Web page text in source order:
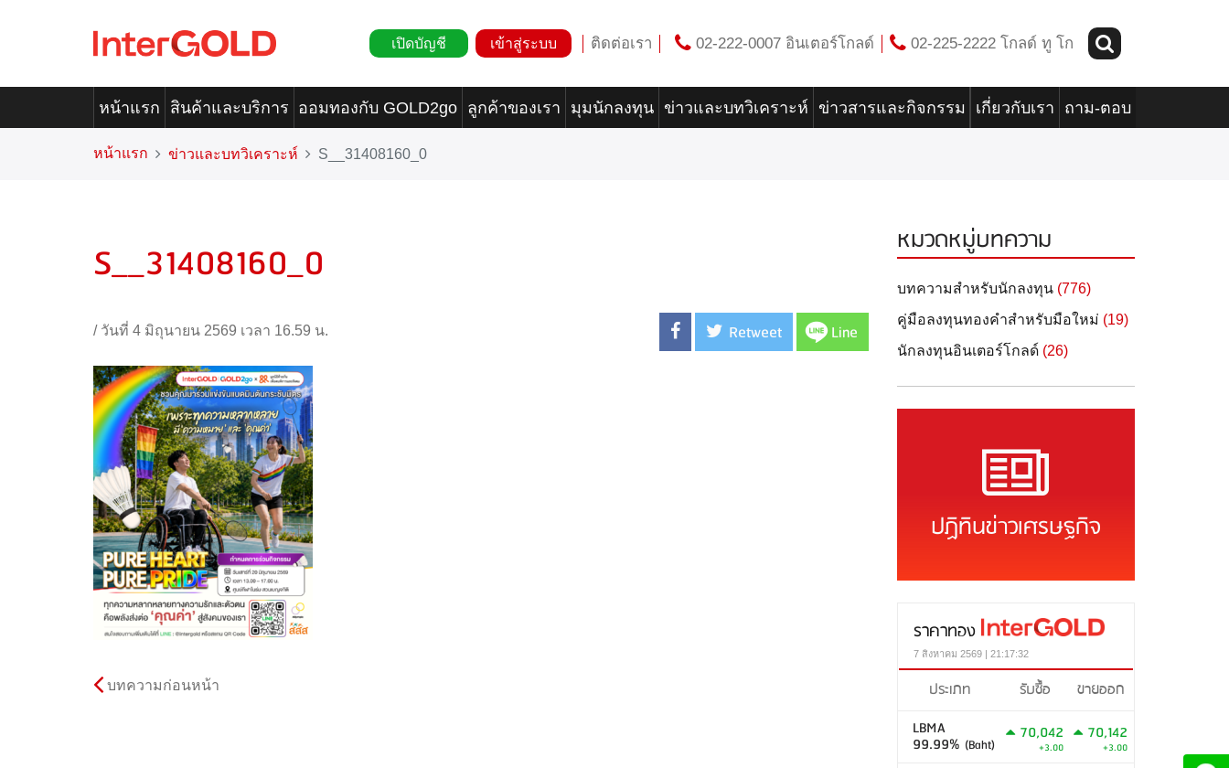
เปิดบัญชี เข้าสู่ระบบ ติดต่อเรา 02-222-0007 อินเตอร์โกลด์ 02-225-2222 โกลด์ ทู โก
หน้าแรก สินค้าและบริการ ออมทองกับ GOLD2go ลูกค้าของเรา มุมนักลงทุน ข่าวและบทวิเคราะห์ ข่าวสารและกิจกรรม เกี่ยวกับเรา ถาม-ตอบ
หน้าแรก ข่าวและบทวิเคราะห์ S__31408160_0
S__31408160_0
/ วันที่ 4 มิถุนายน 2569 เวลา 16.59 น. Retweet Line
บทความก่อนหน้า
หมวดหมู่บทความ
บทความสำหรับนักลงทุน (776)
คู่มือลงทุนทองคำสำหรับมือใหม่ (19)
นักลงทุนอินเตอร์โกลด์ (26)
ปฏิทินข่าวเศรษฐกิจ
ราคาทอง
7 สิงหาคม 2569 | 21:17:32
ประเภท รับซื้อ
ขายออก
LBMA
99.99% (Baht)
70,042
+3.00
70,142
+3.00